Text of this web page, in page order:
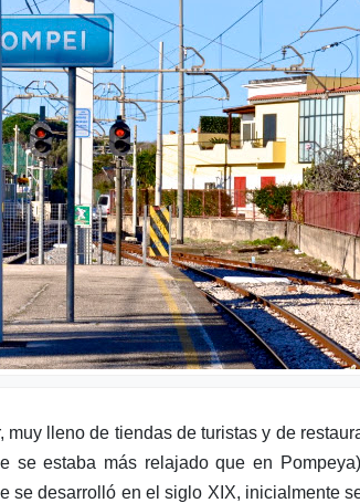
lleno de tiendas de turistas y de
se estaba más relajado que en
se desarrolló en el siglo XIX, inicialmente